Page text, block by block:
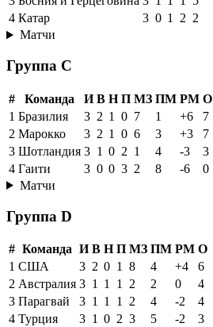
4 Катар 3 0 1 2 2
Матчи
Группа C
# Команда И В Н П МЗ ПМ РМ О
1 Бразилия 3 2 1 0 7 1 +6
7
2 Марокко 3 2 1 0 6 3 +3
7
3 Шотландия 3 1 0 2 1 4 -3
3
4 Гаити 3 0 0 3 2 8 -6
0
Матчи
Группа D
# Команда И В Н П МЗ ПМ РМ О
1 США 3 2 0 1 8 4 +4
6
2 Австралия 3 1 1 1 2 2 0
4
3 Парагвай 3 1 1 1 2 4 -2
4
4 Турция 3 1 0 2 3 5 -2
3